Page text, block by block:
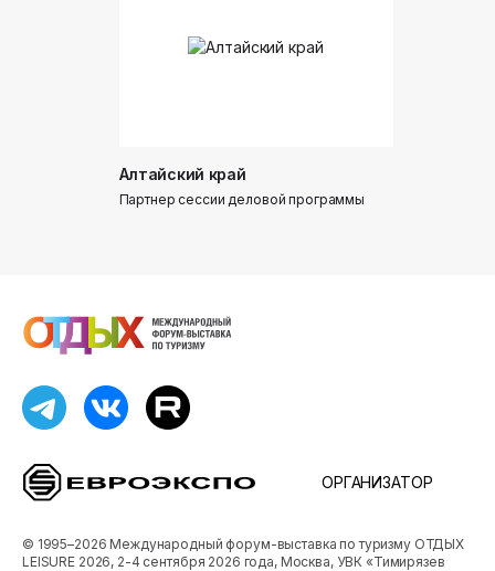
Алтайский край
Партнер сессии деловой программы
ОРГАНИЗАТОР
© 1995–2026 Международный форум-выставка по туризму ОТДЫХ
LEISURE 2026, 2-4 сентября 2026 года, Москва, УВК «Тимирязев